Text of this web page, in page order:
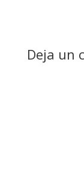
Deja un